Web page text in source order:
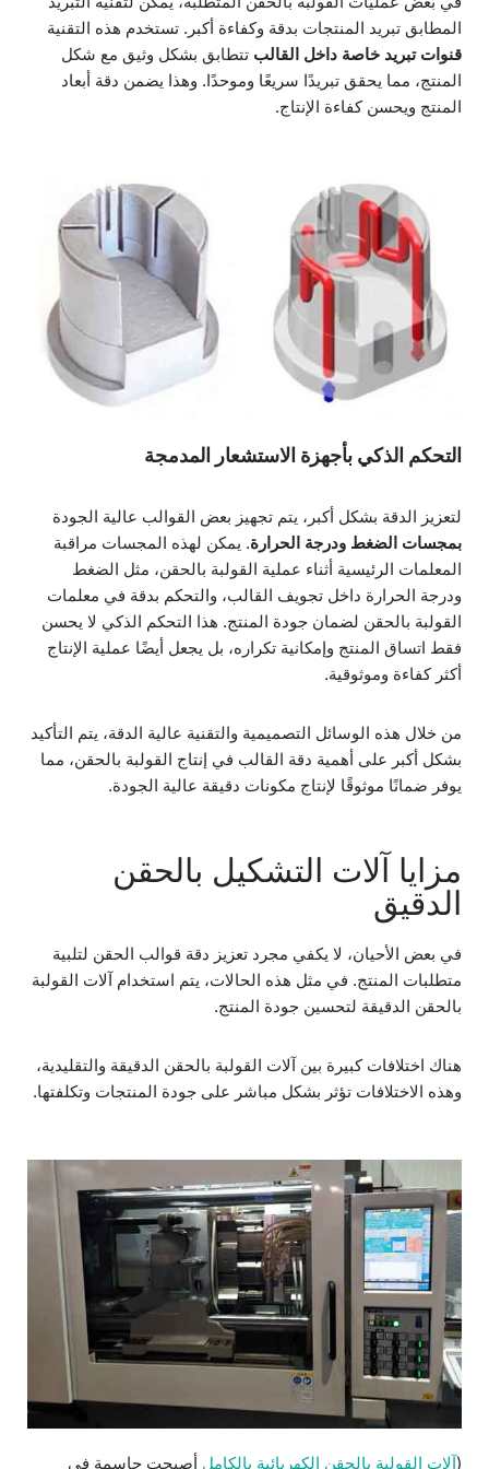
المطابق تبريد المنتجات بدقة وكفاءة أكبر. تستخدم هذه التقنية
قنوات تبريد خاصة داخل القالب تتطابق بشكل وثيق مع شكل
المنتج، مما يحقق تبريدًا سريعًا وموحدًا. وهذا يضمن دقة أبعاد
المنتج ويحسن كفاءة الإنتاج.
التحكم الذكي بأجهزة الاستشعار المدمجة
لتعزيز الدقة بشكل أكبر، يتم تجهيز بعض القوالب عالية الجودة
بمجسات الضغط ودرجة الحرارة. يمكن لهذه المجسات مراقبة
المعلمات الرئيسية أثناء عملية القولبة بالحقن، مثل الضغط
ودرجة الحرارة داخل تجويف القالب، والتحكم بدقة في معلمات
القولبة بالحقن لضمان جودة المنتج. هذا التحكم الذكي لا يحسن
فقط اتساق المنتج وإمكانية تكراره، بل يجعل أيضًا عملية الإنتاج
أكثر كفاءة وموثوقية.
من خلال هذه الوسائل التصميمية والتقنية عالية الدقة، يتم التأكيد
بشكل أكبر على أهمية دقة القالب في إنتاج القولبة بالحقن، مما
يوفر ضمانًا موثوقًا لإنتاج مكونات دقيقة عالية الجودة.
مزايا آلات التشكيل بالحقن
الدقيق
في بعض الأحيان، لا يكفي مجرد تعزيز دقة قوالب الحقن لتلبية
متطلبات المنتج. في مثل هذه الحالات، يتم استخدام آلات القولبة
بالحقن الدقيقة لتحسين جودة المنتج.
هناك اختلافات كبيرة بين آلات القولبة بالحقن الدقيقة والتقليدية،
وهذه الاختلافات تؤثر بشكل مباشر على جودة المنتجات وتكلفتها.
(آلات القولبة بالحقن الكهربائية بالكامل أصبحت حاسمة في